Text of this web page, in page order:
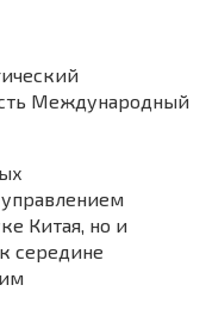
Международный
Китая, но и
середине